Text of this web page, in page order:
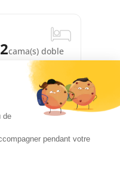
2cama(s) doble